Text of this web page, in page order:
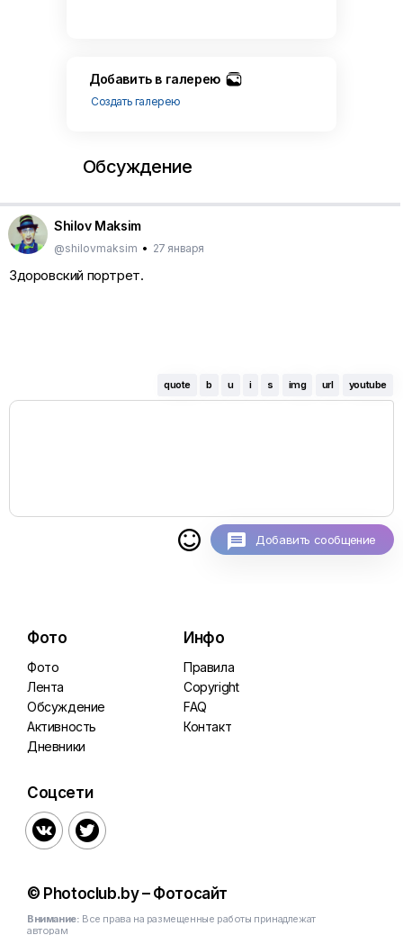
Добавить в галерею
Создать галерею
Обсуждение
Shilov Maksim
@shilovmaksim • 27 января
Здоровский портрет.
quote b u i s img url youtube
 Добавить сообщение
Фото
Фото
Лента
Обсуждение
Активность
Дневники
Инфо
Правила
Copyright
FAQ
Контакт
Соцсети
 
© Photoclub.by – Фотосайт
Внимание: Все права на размещенные работы принадлежат
авторам